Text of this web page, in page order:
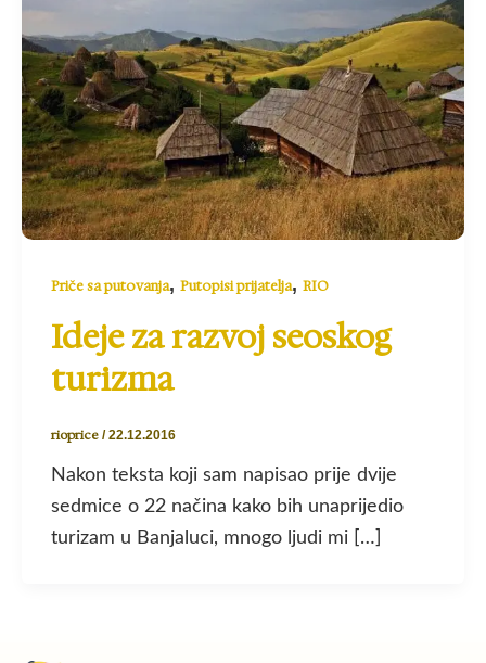
Priče sa putovanja, Putopisi prijatelja, RIO
Ideje za razvoj seoskog
turizma
rioprice /22.12.2016
Nakon teksta koji sam napisao prije dvije
sedmice o 22 načina kako bih unaprijedio
turizam u Banjaluci, mnogo ljudi mi […]